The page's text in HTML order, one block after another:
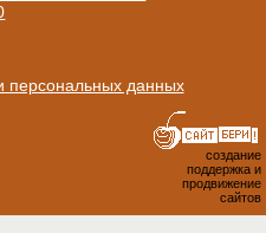
персональных данных
создание
поддержка и
продвижение
сайтов